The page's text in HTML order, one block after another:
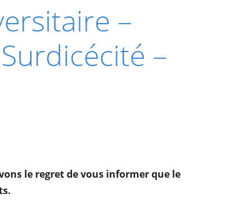
–
–
le regret de vous informer que le